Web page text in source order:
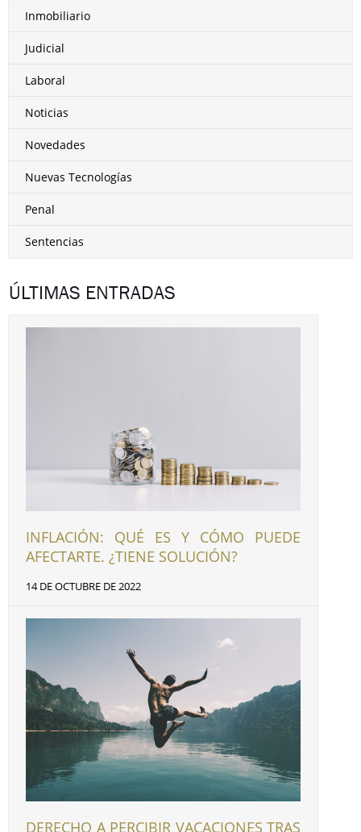
Inmobiliario
Judicial
Laboral
Noticias
Novedades
Nuevas Tecnologías
Penal
Sentencias
ÚLTIMAS ENTRADAS
INFLACIÓN: QUÉ ES Y CÓMO PUEDE
AFECTARTE. ¿TIENE SOLUCIÓN?
14 DE OCTUBRE DE 2022
DERECHO A PERCIBIR VACACIONES TRAS